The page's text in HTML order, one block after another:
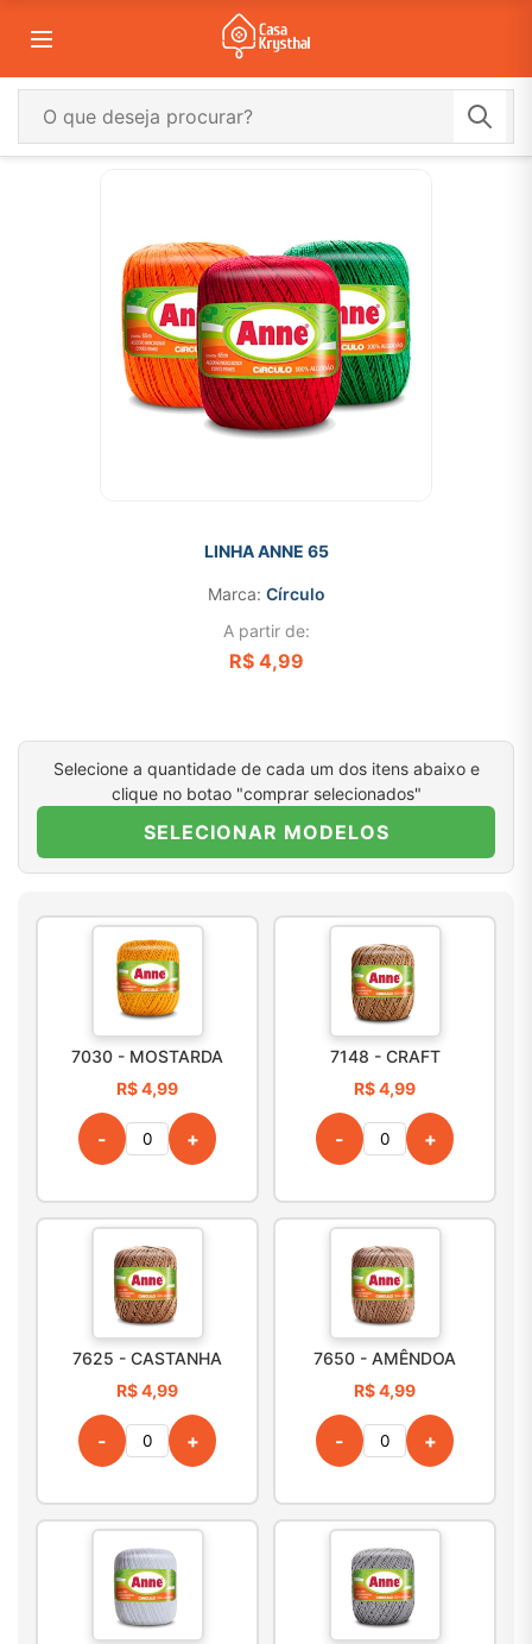
LINHA ANNE 65
Marca: Círculo
A partir de:
R$ 4,99
Selecione a quantidade de cada um dos itens abaixo e
clique no botao "comprar selecionados"
SELECIONAR MODELOS
7030 - MOSTARDA
R$ 4,99
- +
7148 - CRAFT
R$ 4,99
- +
7625 - CASTANHA
R$ 4,99
- +
7650 - AMÊNDOA
R$ 4,99
- +